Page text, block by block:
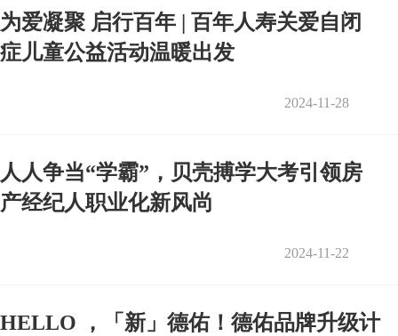
为爱凝聚 启行百年 | 百年人寿关爱自闭
症儿童公益活动温暖出发
2024-11-28
人人争当“学霸”，贝壳搏学大考引领房
产经纪人职业化新风尚
2024-11-22
HELLO ，「新」德佑！德佑品牌升级计